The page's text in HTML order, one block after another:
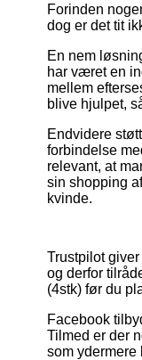
Forinden
dog er det tit
En nem
har været en
mellem
blive hjulpet,
Endvidere
forbindelse
relevant, at
sin shopping
kvinde.
Trustpilot
og derfor
(4stk) før du
Facebook
Tilmed er der
som ydermere